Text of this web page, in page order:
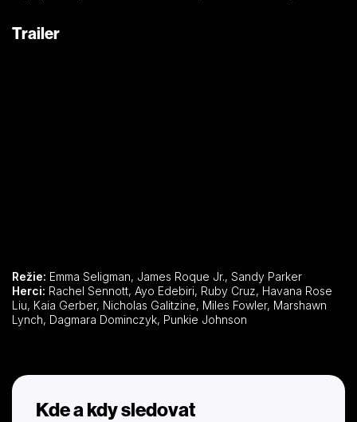
Trailer
Režie: Emma Seligman, James Roque Jr., Sandy Parker
Herci:
Liu, Kaia Gerber, Nicholas Galitzine, Miles Fowler, Marshawn
Lynch, Dagmara Dominczyk, Punkie Johnson
Kde a kdy sledovat